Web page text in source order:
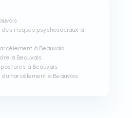
des risques psychosociaux à
à Beauvais
à Beauvais
à Beauvais
harcèlement à Beauvais